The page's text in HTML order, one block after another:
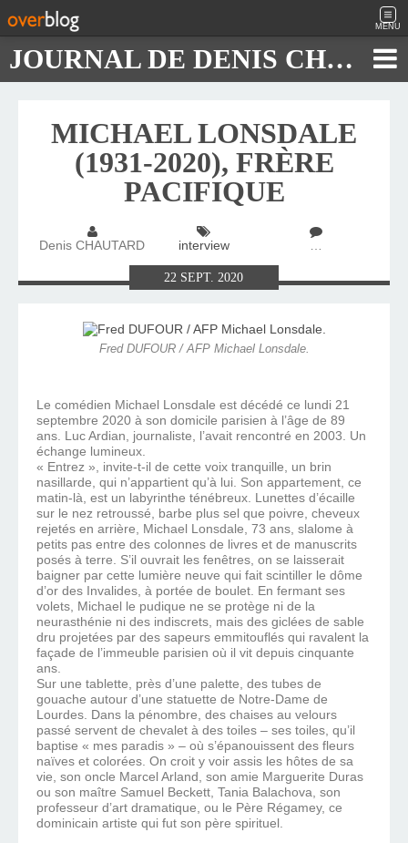
MENU
JOURNAL DE DENIS CHAUTARD
MICHAEL LONSDALE
(1931-2020), FRÈRE
PACIFIQUE
Denis CHAUTARD interview …
22 SEPT.2020
Fred DUFOUR / AFP Michael Lonsdale.
Le comédien Michael Lonsdale est décédé ce lundi 21
septembre 2020 à son domicile parisien à l’âge de 89
ans. Luc Ardian, journaliste, l’avait rencontré en 2003. Un
échange lumineux.
« Entrez », invite-t-il de cette voix tranquille, un brin
nasillarde, qui n’appartient qu’à lui. Son appartement, ce
matin-là, est un labyrinthe ténébreux. Lunettes d’écaille
sur le nez retroussé, barbe plus sel que poivre, cheveux
rejetés en arrière, Michael Lonsdale, 73 ans, slalome à
petits pas entre des colonnes de livres et de manuscrits
posés à terre. S’il ouvrait les fenêtres, on se laisserait
baigner par cette lumière neuve qui fait scintiller le dôme
d’or des Invalides, à portée de boulet. En fermant ses
volets, Michael le pudique ne se protège ni de la
neurasthénie ni des indiscrets, mais des giclées de sable
dru projetées par des sapeurs emmitouflés qui ravalent la
façade de l’immeuble parisien où il vit depuis cinquante
ans.
Sur une tablette, près d’une palette, des tubes de
gouache autour d’une statuette de Notre-Dame de
Lourdes. Dans la pénombre, des chaises au velours
passé servent de chevalet à des toiles – ses toiles, qu’il
baptise « mes paradis » – où s’épanouissent des fleurs
naïves et colorées. On croit y voir assis les hôtes de sa
vie, son oncle Marcel Arland, son amie Marguerite Duras
ou son maître Samuel Beckett, Tania Balachova, son
professeur d’art dramatique, ou le Père Régamey, ce
dominicain artiste qui fut son père spirituel.